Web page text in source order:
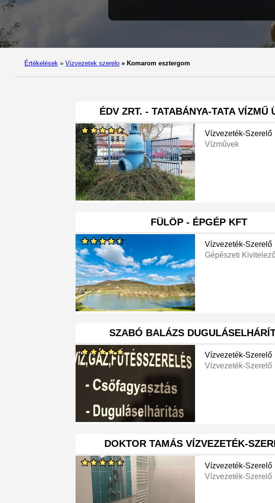
Értékelések » Vizvezetek szerelo » Komarom esztergom
ÉDV ZRT. - TATABÁNYA-TATA VÍZMŰ
Vízvezeték-Szerelő
Vízművek
FÜLÖP - ÉPGÉP KFT
Vízvezeték-Szerelő
Gépészeti
SZABÓ BALÁZS
Vízvezeték-Szerelő
Vízvezeték-Szerelő
DOKTOR TAMÁS VÍZVEZETÉK-
Vízvezeték-Szerelő
Vízvezeték-Szerelő